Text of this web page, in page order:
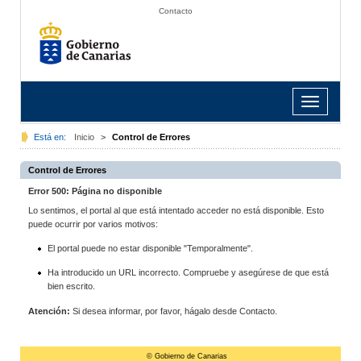
Contacto
Toggle
navigation
Está en: Inicio > Control de Errores
Control de Errores
Error 500: Página no disponible
Lo sentimos, el portal al que está intentado acceder no está disponible. Esto
puede ocurrir por varios motivos:
El portal puede no estar disponible "Temporalmente".
Ha introducido un URL incorrecto. Compruebe y asegúrese de que está
bien escrito.
Atención: Si desea informar, por favor, hágalo desde Contacto.
© Gobierno de Canarias